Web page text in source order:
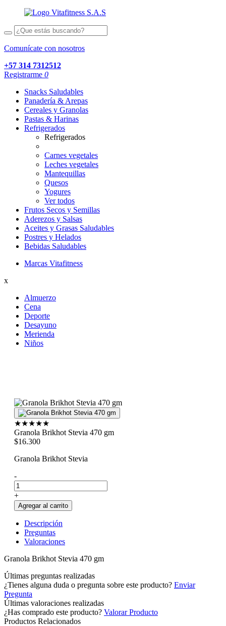
Comunícate con nosotros
+57 314 7312512
Registrarme 0
Snacks Saludables
Panadería & Arepas
Cereales y Granolas
Pastas & Harinas
Refrigerados
Refrigerados
Carnes vegetales
Leches vegetales
Mantequillas
Quesos
Yogures
Ver todos
Frutos Secos y Semillas
Aderezos y Salsas
Aceites y Grasas Saludables
Postres y Helados
Bebidas Saludables
Marcas Vitafitness
x
Almuerzo
Cena
Deporte
Desayuno
Merienda
Niños
★★★★★
Granola Brikhot Stevia 470 gm
$16.300
Granola Brikhot Stevia
-
+
Agregar al carrito
Descripción
Preguntas
Valoraciones
Granola Brikhot Stevia 470 gm
Últimas preguntas realizadas
¿Tienes alguna duda o pregunta sobre este producto? Enviar
Pregunta
Últimas valoraciones realizadas
¿Has comprado este producto? Valorar Producto
Productos Relacionados